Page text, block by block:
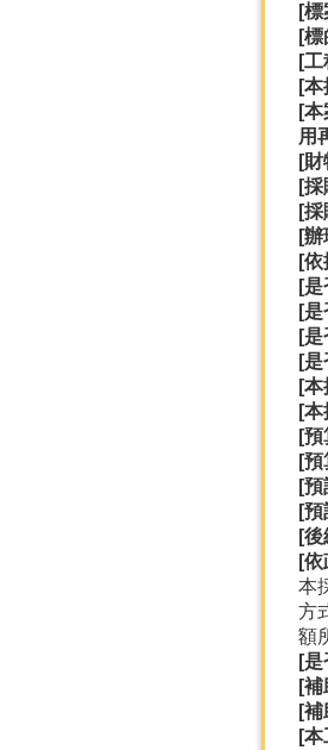
[標
[標
[工
[本
[本
用
[財
[採
[採
[辦
[依
[是
[是
[是
[是
[本
[本
[預
[預
[預
[預
[後
[依
本
方
額
[是
[補
[補
[本